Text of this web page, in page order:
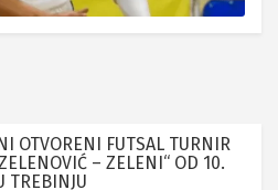
OTVORENI FUTSAL TURNIR
– ZELENI“ OD 10.
TREBINJU